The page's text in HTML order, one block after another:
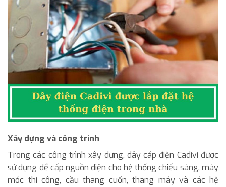
Xây dựng và công trình
Trong các công trình xây dựng, dây cáp điện Cadivi được
sử dụng để cấp nguồn điện cho hệ thống chiếu sáng, máy
móc thi công, cầu thang cuốn, thang máy và các hệ